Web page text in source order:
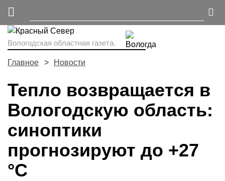
Вологодская областная газета.
Главное Новости
Тепло возвращается в
Вологодскую область:
синоптики
прогнозируют до +27
°С